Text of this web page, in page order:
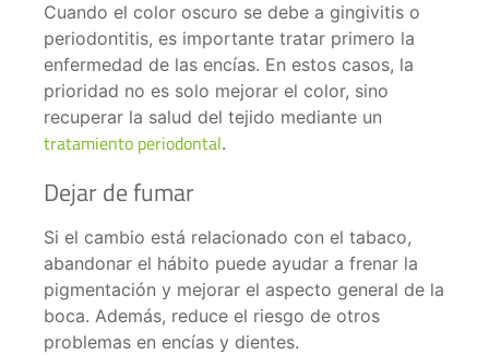
Cuando el color oscuro se debe a gingivitis o
periodontitis, es importante tratar primero la
enfermedad de las encías. En estos casos, la
prioridad no es solo mejorar el color, sino
recuperar la salud del tejido mediante un
tratamiento periodontal.
Dejar de fumar
Si el cambio está relacionado con el tabaco,
abandonar el hábito puede ayudar a frenar la
pigmentación y mejorar el aspecto general de la
boca. Además, reduce el riesgo de otros
problemas en encías y dientes.